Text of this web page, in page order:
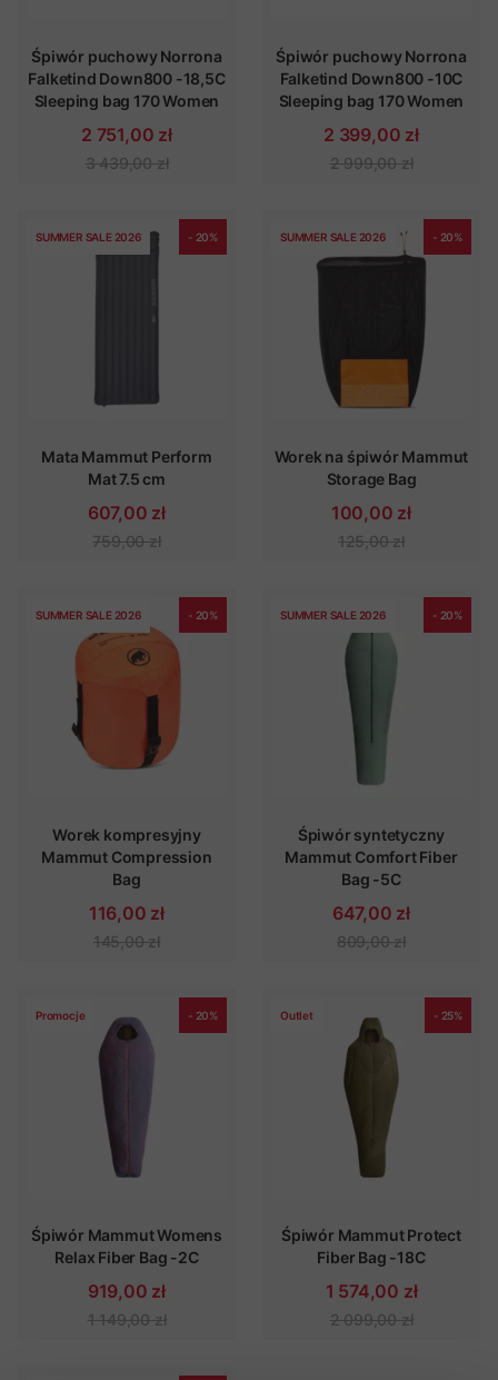
Śpiwór puchowy Norrona
Falketind Down800 -18,5C
Sleeping bag 170 Women
2 751,00 zł
3 439,00 zł
Śpiwór puchowy Norrona
Falketind Down800 -10C
Sleeping bag 170 Women
2 399,00 zł
2 999,00 zł
SUMMER SALE 2026 - 20%
Mata Mammut Perform
Mat 7.5 cm
607,00 zł
759,00 zł
SUMMER SALE 2026 - 20%
Worek na śpiwór Mammut
Storage Bag
100,00 zł
125,00 zł
SUMMER SALE 2026 - 20%
Worek kompresyjny
Mammut Compression
Bag
116,00 zł
145,00 zł
SUMMER SALE 2026 - 20%
Śpiwór syntetyczny
Mammut Comfort Fiber
Bag -5C
647,00 zł
809,00 zł
Promocje - 20%
Śpiwór Mammut Womens
Relax Fiber Bag -2C
919,00 zł
1 149,00 zł
Outlet - 25%
Śpiwór Mammut Protect
Fiber Bag -18C
1 574,00 zł
2 099,00 zł